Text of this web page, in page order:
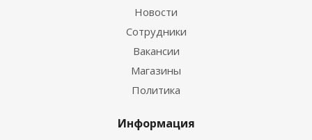
Новости
Сотрудники
Вакансии
Магазины
Политика
Информация